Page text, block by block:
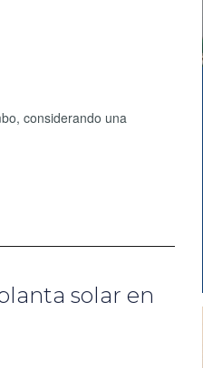
considerando una
solar en